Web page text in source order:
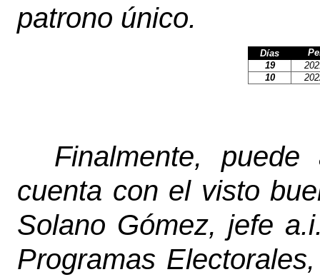
patrono único.
Días
19
10
Finalmente,
cuenta con el visto
Solano Gómez, jefe
Programas